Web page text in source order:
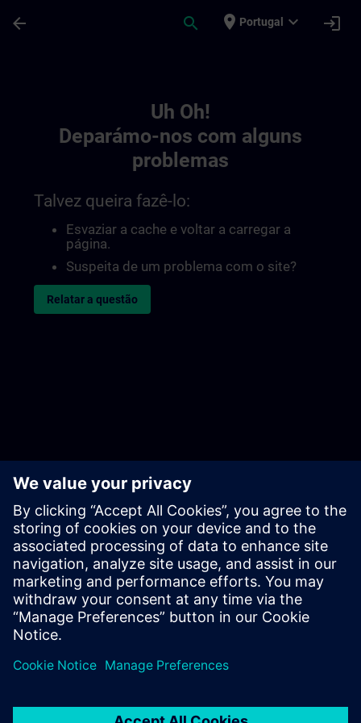
arrow_back search place Portugal expand_more login
Uh Oh!
Deparámo-nos com alguns
problemas
Talvez queira fazê-lo:
Esvaziar a cache e voltar a carregar a
página.
Suspeita de um problema com o site?
Relatar a questão